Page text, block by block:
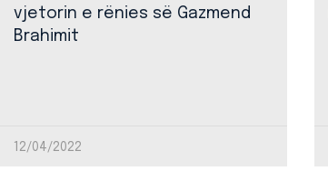
vjetorin e rënies së Gazmend
Brahimit
12/04/2022